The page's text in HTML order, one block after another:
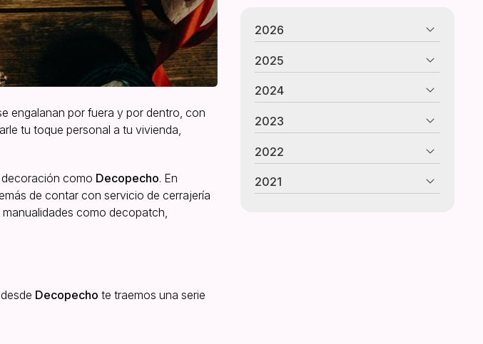
engalanan por fuera y por dentro, con
tu toque personal a tu vivienda,
decoración como Decopecho. En
de contar con servicio de cerrajería
como decopatch,
Decopecho te traemos una serie
2026
2025
2024
2023
2022
2021